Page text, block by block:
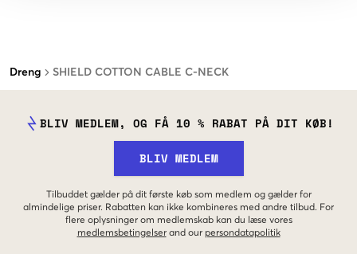
Dreng SHIELD COTTON CABLE C-NECK
BLIV MEDLEM, OG FÅ 10 % RABAT PÅ DIT KØB!
BLIV MEDLEM
Tilbuddet gælder på dit første køb som medlem og gælder for
almindelige priser. Rabatten kan ikke kombineres med andre tilbud. For
flere oplysninger om medlemskab kan du læse vores
medlemsbetingelser and our persondatapolitik